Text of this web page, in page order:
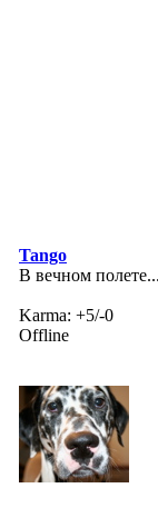
Tango
В вечном полете...
Karma: +5/-0
Offline